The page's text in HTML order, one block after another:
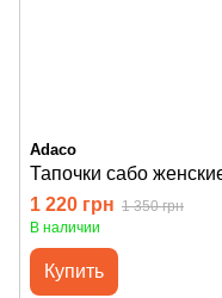
Adaco
Тапочки сабо
1 220 грн 1 350 грн
В наличии
Купить